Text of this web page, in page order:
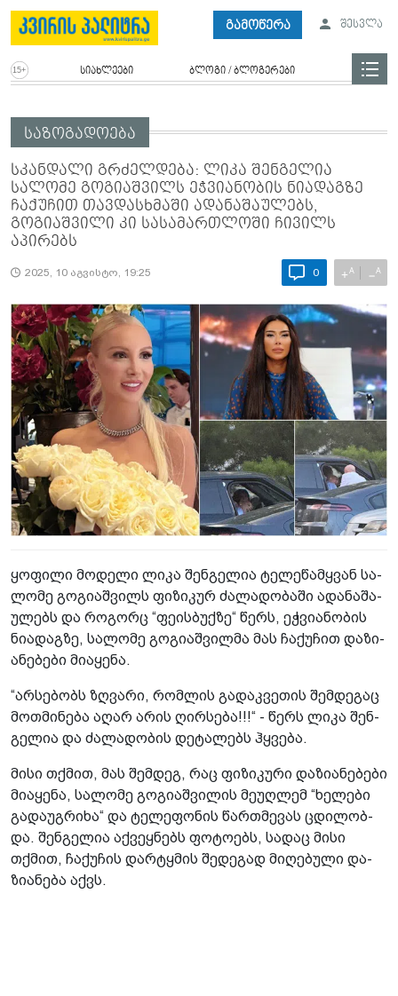
გამოწერა შესვლა
სიახლეები ბლოგი / ბლოგერები
საზოგადოება
სკანდალი გრძელდება: ლიკა შენგელია
სალომე გოგიაშვილს ეჭვიანობის ნიადაგზე
ჩაქუჩით თავდასხმაში ადანაშაულებს,
გოგიაშვილი კი სასამართლოში ჩივილს
აპირებს
2025, 10 აგვისტო, 19:25 0 +A −A
ყო­ფი­ლი მო­დე­ლი ლიკა შენ­გე­ლია ტე­ლე­წამ­ყვან სა­
ლო­მე გო­გი­აშ­ვილს ფი­ზი­კურ ძა­ლა­დო­ბა­ში ადა­ნა­შა­
უ­ლებს და რო­გორც “ფე­ის­ბუქ­ზე“ წერს, ეჭ­ვი­ა­ნო­ბის
ნი­ა­დაგ­ზე, სა­ლო­მე გო­გი­აშ­ვილ­მა მას ჩა­ქუ­ჩით და­ზი­
ა­ნე­ბე­ბი მი­ა­ყე­ნა.
“არ­სე­ბობს ზღვა­რი, რომ­ლის გა­დაკ­ვე­თის შემ­დე­გაც
მოთ­მი­ნე­ბა აღარ არის ღირ­სე­ბა!!!“ - წერს ლიკა შენ­
გე­ლია და ძა­ლა­დო­ბის დე­ტა­ლებს ჰყვე­ბა.
მისი თქმით, მას შემ­დეგ, რაც ფი­ზი­კუ­რი და­ზი­ა­ნე­ბე­ბი
მი­ა­ყე­ნა, სა­ლო­მე გო­გი­აშ­ვი­ლის მე­უღ­ლემ “ხე­ლე­ბი
გა­და­უგ­რი­ხა“ და ტე­ლე­ფო­ნის წარ­თმე­ვას ცდი­ლობ­
და. შენ­გე­ლია აქ­ვეყ­ნებს ფო­ტო­ებს, სა­დაც მისი
თქმით, ჩა­ქუ­ჩის დარ­ტყმის შე­დე­გად მი­ღე­ბუ­ლი და­
ზი­ა­ნე­ბა აქვს.